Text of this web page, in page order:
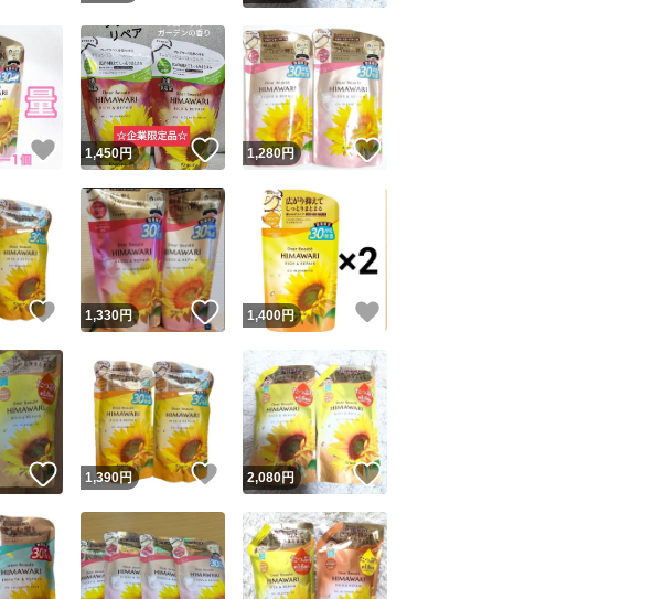
Yahoo!フリマが定めた一定の基準を満たしたユーザーにバッジを付与しています
安心取引出品者
安心取引出品者 Yahoo!フリマの基準をクリアした安心・安全なユーザーです
取引実績
取引実績◯+ このユーザーはYahoo!フリマの取引を完了させた実績があります
他フリマ実績◯+ このユーザーは他フリマサービスでの取引実績があります
スピード&安心発送
※このバッジは実績に基づく表示であり、発送を保証しているものではありません
スピード＆安心発送
このユーザーは高頻度で24時間以内＆設定した発送日数内に発送してい
ます
スピード発送 このユーザーは高頻度で24時間以内に発送しています
安心発送 このユーザーは設定した発送日数内に発送しています
この商品の情報をコピーします
商品画像の無断転載は禁止されています
コピーは1商品につき1回です
出品ページへ
キャンセル
いいね！
1,450円 いいね！
1,280円
いいね！
1,330円 いいね！
1,400円
いいね！
1,390円 いいね！
2,080円 いいね！